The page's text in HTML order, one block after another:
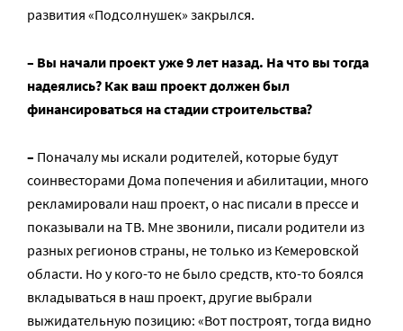
развития «Подсолнушек» закрылся.
– Вы начали проект уже 9 лет назад. На что вы тогда
надеялись? Как ваш проект должен был
финансироваться на стадии строительства?
– Поначалу мы искали родителей, которые будут
соинвесторами Дома попечения и абилитации, много
рекламировали наш проект, о нас писали в прессе и
показывали на ТВ. Мне звонили, писали родители из
разных регионов страны, не только из Кемеровской
области. Но у кого-то не было средств, кто-то боялся
вкладываться в наш проект, другие выбрали
выжидательную позицию: «Вот построят, тогда видно